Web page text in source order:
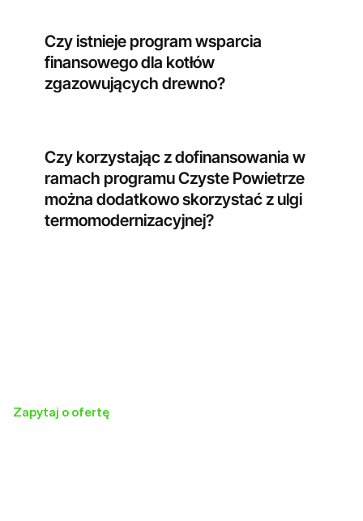
Czy istnieje program wsparcia
finansowego dla kotłów
zgazowujących drewno?
Czy korzystając z dofinansowania w
ramach programu Czyste Powietrze
można dodatkowo skorzystać z ulgi
termomodernizacyjnej?
Zapytaj o ofertę